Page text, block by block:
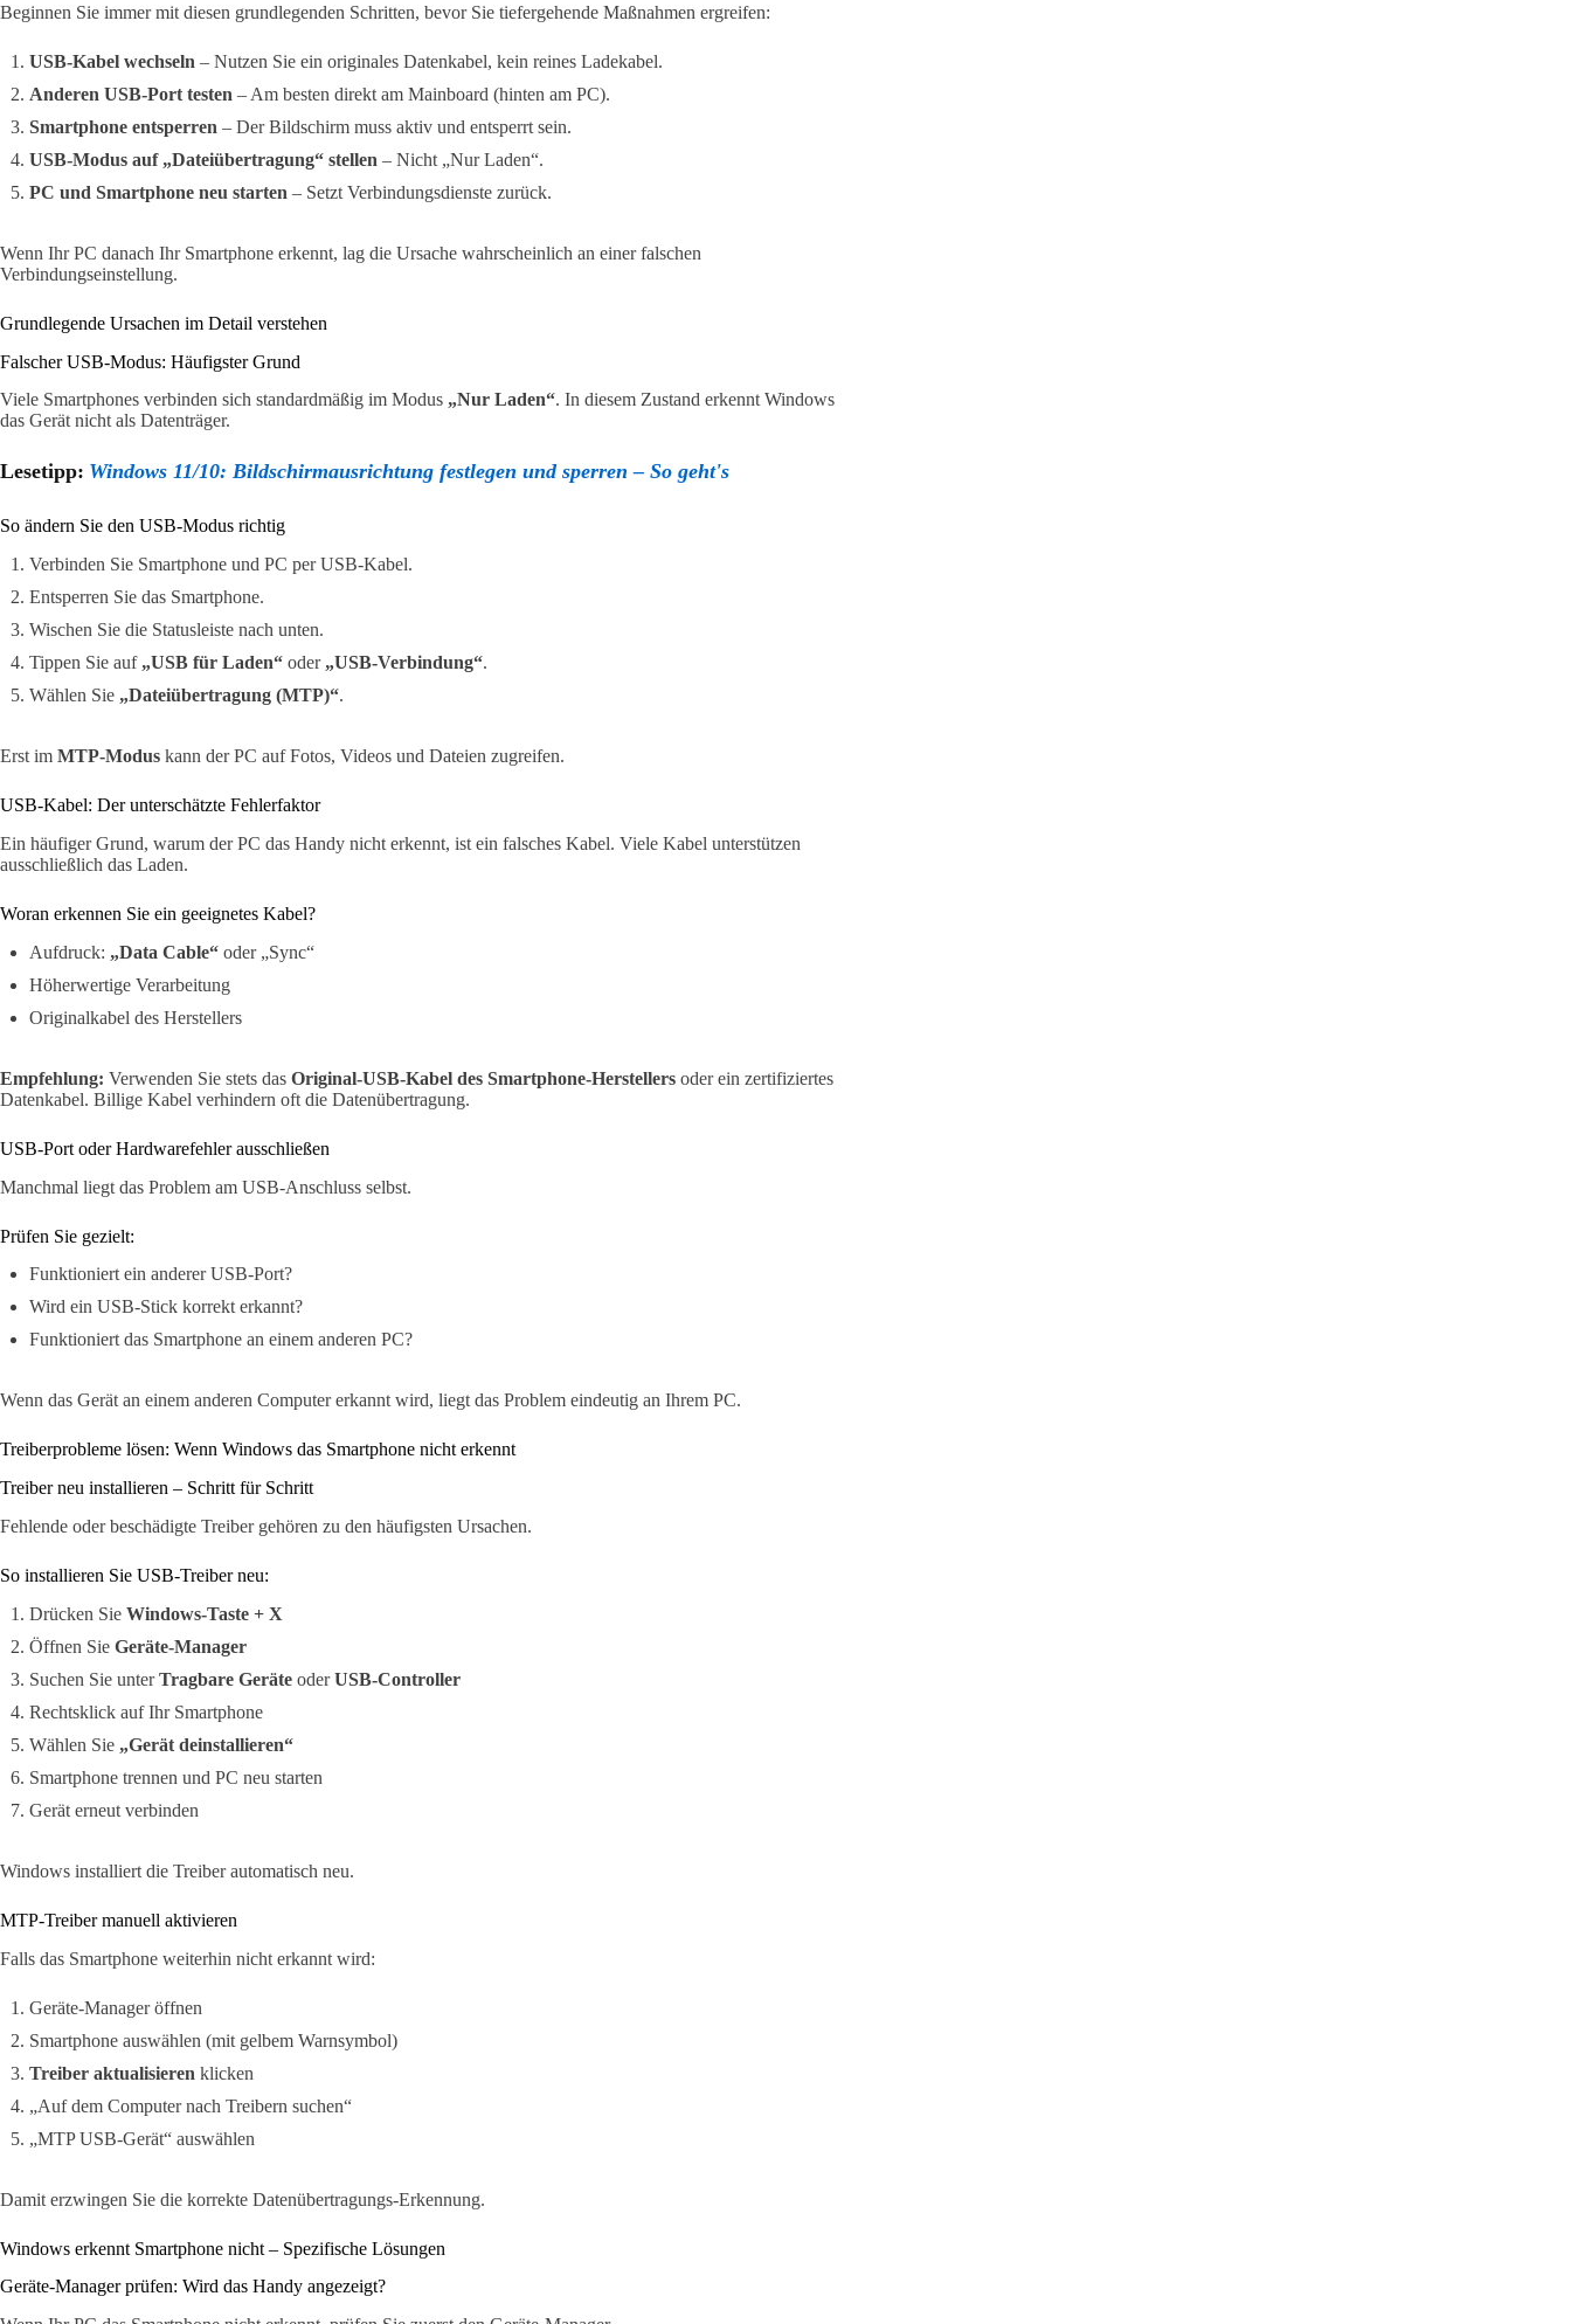
Beginnen Sie immer mit diesen grundlegenden Schritten, bevor Sie tiefergehende Maßnahmen ergreifen:
USB-Kabel wechseln – Nutzen Sie ein originales Datenkabel, kein reines Ladekabel.
Anderen USB-Port testen – Am besten direkt am Mainboard (hinten am PC).
Smartphone entsperren – Der Bildschirm muss aktiv und entsperrt sein.
USB-Modus auf „Dateiübertragung“ stellen – Nicht „Nur Laden“.
PC und Smartphone neu starten – Setzt Verbindungsdienste zurück.
Wenn Ihr PC danach Ihr Smartphone erkennt, lag die Ursache wahrscheinlich an einer falschen
Verbindungseinstellung.
Grundlegende Ursachen im Detail verstehen
Falscher USB-Modus: Häufigster Grund
Viele Smartphones verbinden sich standardmäßig im Modus „Nur Laden“. In diesem Zustand erkennt Windows
das Gerät nicht als Datenträger.
Lesetipp: Windows 11/10: Bildschirmausrichtung festlegen und sperren – So geht's
So ändern Sie den USB-Modus richtig
Verbinden Sie Smartphone und PC per USB-Kabel.
Entsperren Sie das Smartphone.
Wischen Sie die Statusleiste nach unten.
Tippen Sie auf „USB für Laden“ oder „USB-Verbindung“.
Wählen Sie „Dateiübertragung (MTP)“.
Erst im MTP-Modus kann der PC auf Fotos, Videos und Dateien zugreifen.
USB-Kabel: Der unterschätzte Fehlerfaktor
Ein häufiger Grund, warum der PC das Handy nicht erkennt, ist ein falsches Kabel. Viele Kabel unterstützen
ausschließlich das Laden.
Woran erkennen Sie ein geeignetes Kabel?
Aufdruck: „Data Cable“ oder „Sync“
Höherwertige Verarbeitung
Originalkabel des Herstellers
Empfehlung: Verwenden Sie stets das Original-USB-Kabel des Smartphone-Herstellers oder ein zertifiziertes
Datenkabel. Billige Kabel verhindern oft die Datenübertragung.
USB-Port oder Hardwarefehler ausschließen
Manchmal liegt das Problem am USB-Anschluss selbst.
Prüfen Sie gezielt:
Funktioniert ein anderer USB-Port?
Wird ein USB-Stick korrekt erkannt?
Funktioniert das Smartphone an einem anderen PC?
Wenn das Gerät an einem anderen Computer erkannt wird, liegt das Problem eindeutig an Ihrem PC.
Treiberprobleme lösen: Wenn Windows das Smartphone nicht erkennt
Treiber neu installieren – Schritt für Schritt
Fehlende oder beschädigte Treiber gehören zu den häufigsten Ursachen.
So installieren Sie USB-Treiber neu:
Drücken Sie Windows-Taste + X
Öffnen Sie Geräte-Manager
Suchen Sie unterTragbare Geräte oderUSB-Controller
Rechtsklick auf Ihr Smartphone
Wählen Sie „Gerät deinstallieren“
Smartphone trennen und PC neu starten
Gerät erneut verbinden
Windows installiert die Treiber automatisch neu.
MTP-Treiber manuell aktivieren
Falls das Smartphone weiterhin nicht erkannt wird:
Geräte-Manager öffnen
Smartphone auswählen (mit gelbem Warnsymbol)
Treiber aktualisieren klicken
„Auf dem Computer nach Treibern suchen“
„MTP USB-Gerät“ auswählen
Damit erzwingen Sie die korrekte Datenübertragungs-Erkennung.
Windows erkennt Smartphone nicht – Spezifische Lösungen
Geräte-Manager prüfen: Wird das Handy angezeigt?